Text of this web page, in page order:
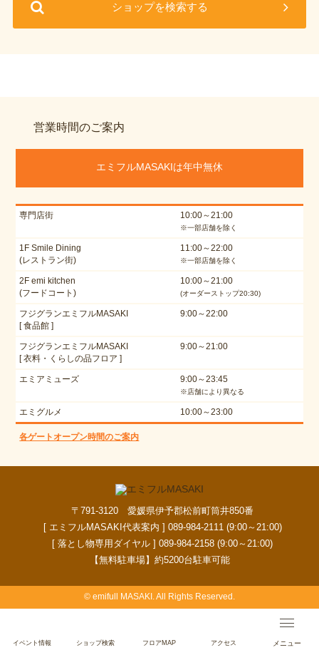
イベント情報 ショップ検索 フロアMAP アクセス
ショップを検索する
営業時間のご案内
エミフルMASAKIは年中無休
専門店街 10:00～21:00
※一部店舗を除く
1F Smile Dining
(レストラン街)
11:00～22:00
※一部店舗を除く
2F emi kitchen
(フードコート)
10:00～21:00
(オーダーストップ20:30)
フジグランエミフルMASAKI
[ 食品館 ]
9:00～22:00
フジグランエミフルMASAKI
[ 衣料・くらしの品フロア ]
9:00～21:00
エミアミューズ 9:00～23:45
※店舗により異なる
エミグルメ 10:00～23:00
各ゲートオープン時間のご案内
〒791-3120 愛媛県伊予郡松前町筒井850番
[ エミフルMASAKI代表案内 ] 089-984-2111 (9:00～21:00)
[ 落とし物専用ダイヤル ] 089-984-2158 (9:00～21:00)
【無料駐車場】約5200台駐車可能
© emifull MASAKI. All Rights Reserved.